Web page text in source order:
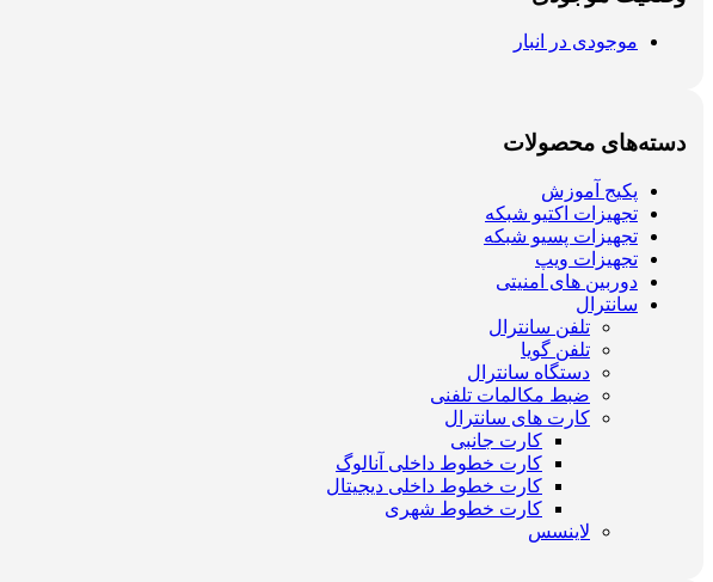
موجودی در انبار
دسته‌های محصولات
پکیج آموزش
تجهیزات اکتیو شبکه
تجهیزات پسیو شبکه
تجهیزات ویپ
دوربین های امنیتی
سانترال
تلفن سانترال
تلفن گویا
دستگاه سانترال
ضبط مکالمات تلفنی
کارت های سانترال
کارت جانبی
کارت خطوط داخلی آنالوگ
کارت خطوط داخلی دیجیتال
کارت خطوط شهری
لاینسس